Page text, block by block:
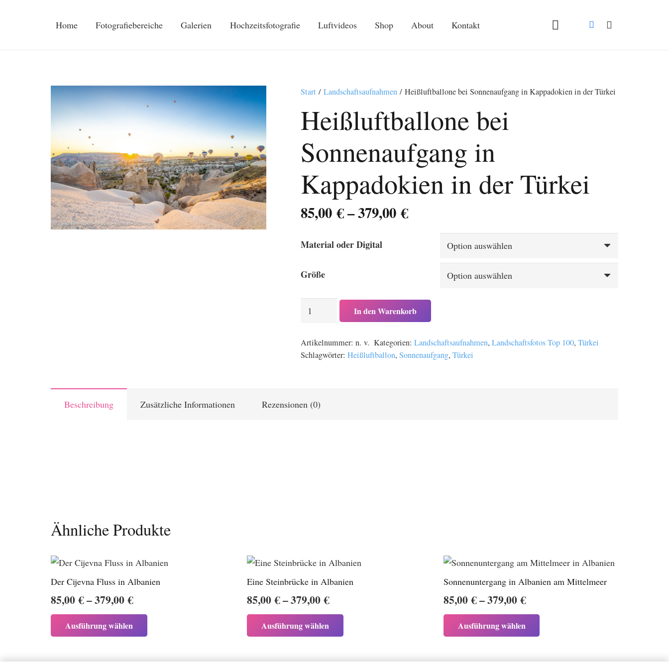
Home Fotografiebereiche Galerien Hochzeitsfotografie Luftvideos Shop About Kontakt
Start/ Landschaftsaufnahmen/ Heißluftballone bei Sonnenaufgang in Kappadokien in der Türkei
Heißluftballone bei
Sonnenaufgang in
Kappadokien in der Türkei
85,00€–379,00€Preisspanne:
379,00 €
Material oder Digital
Größe
Heißluftballone
in
Kappadokien
Türkei
In den Warenkorb
Artikelnummer: n. v. Kategorien: Landschaftsaufnahmen, Landschaftsfotos Top 100, Türkei
Schlagwörter: Heißluftballon, Sonnenaufgang, Türkei
Beschreibung Zusätzliche Informationen Rezensionen (0)
Ähnliche Produkte
Der Cijevna Fluss in Albanien
85,00€–379,00€Preisspanne:
85,00 €
Ausführung wählen
Eine Steinbrücke in Albanien
85,00€–379,00€Preisspanne:
85,00 €
Ausführung wählen
Sonnenuntergang in Albanien am Mittelmeer
85,00€–379,00€Preisspanne:
85,00 €
bis
Ausführung wählen